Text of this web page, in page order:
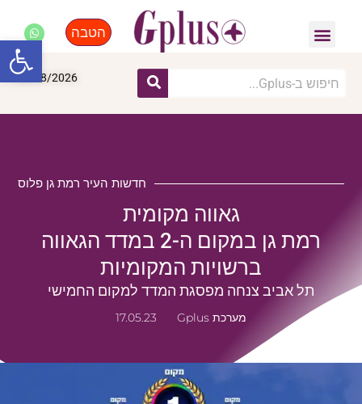
הטבה
08/08/2026
חדשות העיר רמת גן פלוס
גאווה מקומית
רמת גן במקום ה-2 במדד הגאווה
ברשויות המקומיות
תל אביב צנחה מפסגת המדד למקום החמישי
מערכת Gplus 17.05.23
פתח